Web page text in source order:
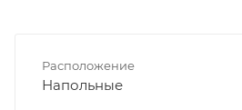
Расположение
Напольные